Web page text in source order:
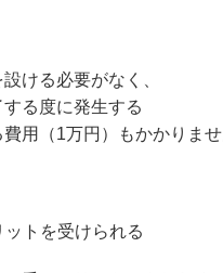
ける必要がなく、
る度に発生する
用（1万円）もかかりませ
トを受けられる